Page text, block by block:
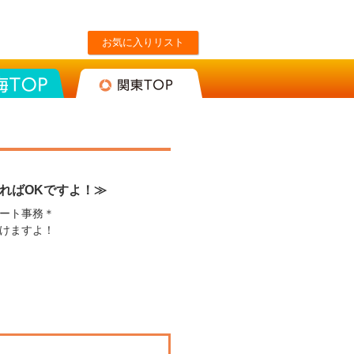
お気に入りリスト
東海TOP
ばOKですよ！≫
ト事務＊
ますよ！